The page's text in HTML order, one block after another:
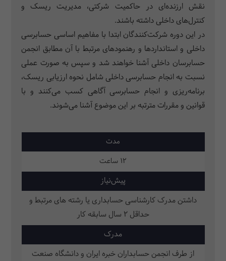
نقش ارزنده‌ای در حاکمیت شرکتی، مدیریت ریسک و
کنترل‌های داخلی داشته باشند.
در این دوره شرکت‌کنندگان ابتدا با مفاهیم اساسی حسابرسی
داخلی و استانداردها و رهنمودهای مرتبط با آن مطابق انجمن
حسابرسان داخلی آشنا خواهند شد و سپس به صورت عملی
نسبت به انجام حسابرسی داخلی شامل نحوه ارزیابی ریسک،
برنامه‌ریزی و انجام حسابرسی آگاهی کسب می‌کنند و با
قوانین و مقررات مترتبه بر این موضوع آشنا می‌شوند.
مدت
12 ساعت
پیش‌نیاز
داشتن مدرک کارشناسی حسابداری یا رشته های مرتبط و
حداقل 2 سال سابقه کار
مدرک
از طرف انجمن حسابداران خبره ایران و دانشگاه صنعت